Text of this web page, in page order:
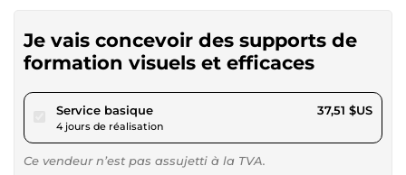
Je vais concevoir des supports de
formation visuels et efficaces
Service basiquepour 34,57 $US
4 jours de réalisation
37,51 $US
Ce vendeur n’est pas assujetti à la TVA.